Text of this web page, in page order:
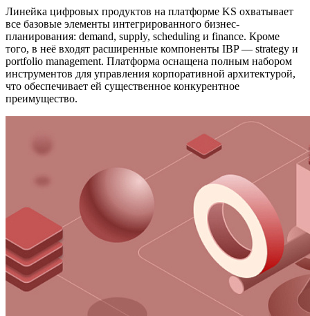
Линейка цифровых продуктов на платформе KS охватывает
все базовые элементы интегрированного бизнес-
планирования: demand, supply, scheduling и finance. Кроме
того, в неё входят расширенные компоненты IBP — strategy и
portfolio management. Платформа оснащена полным набором
инструментов для управления корпоративной архитектурой,
что обеспечивает ей существенное конкурентное
преимущество.